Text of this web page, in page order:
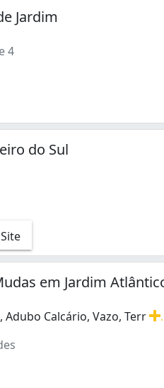
Jardim
4
do Sul
Site
em Jardim
Calcário, Vazo, Terr